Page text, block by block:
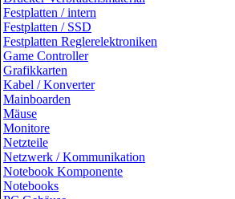
Festplatten / intern
Festplatten / SSD
Festplatten Reglerelektroniken
Game Controller
Grafikkarten
Kabel / Konverter
Mainboarden
Mäuse
Monitore
Netzteile
Netzwerk / Kommunikation
Notebook Komponente
Notebooks